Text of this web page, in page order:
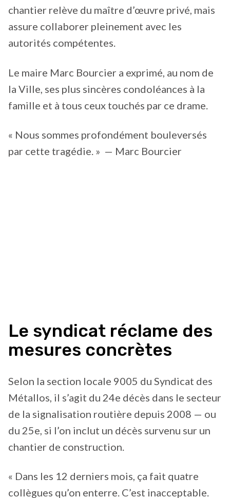
chantier relève du maître d’œuvre privé, mais
assure collaborer pleinement avec les
autorités compétentes.
Le maire Marc Bourcier a exprimé, au nom de
la Ville, ses plus sincères condoléances à la
famille et à tous ceux touchés par ce drame.
« Nous sommes profondément bouleversés
par cette tragédie. » — Marc Bourcier
Le syndicat réclame des
mesures concrètes
Selon la section locale 9005 du Syndicat des
Métallos, il s’agit du 24e décès dans le secteur
de la signalisation routière depuis 2008 — ou
du 25e, si l’on inclut un décès survenu sur un
chantier de construction.
« Dans les 12 derniers mois, ça fait quatre
collègues qu’on enterre. C’est inacceptable.